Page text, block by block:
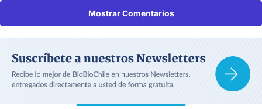
Mostrar Comentarios